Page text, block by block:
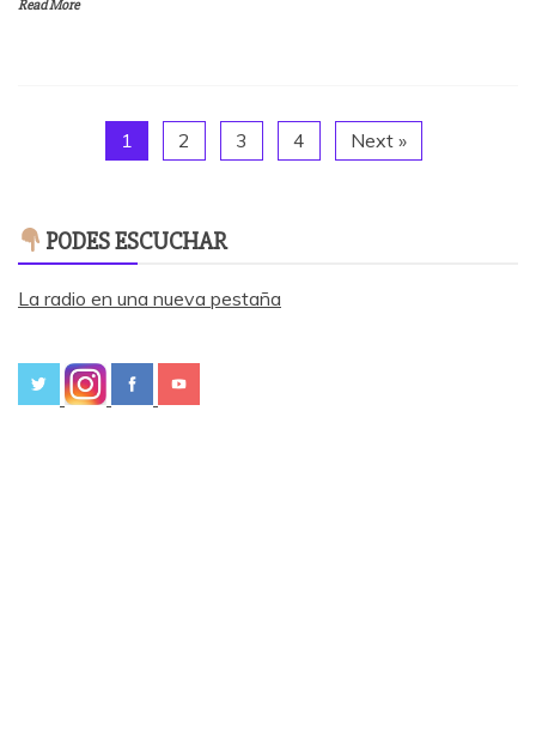
Read More
1 2 3 4 Next »
PODES ESCUCHAR
La radio en una nueva pestaña